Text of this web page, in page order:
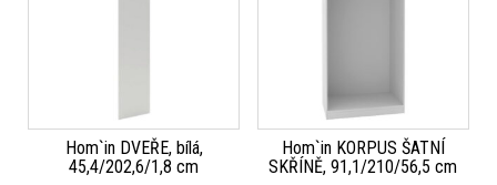
Hom`in DVEŘE, bílá,
45,4/202,6/1,8 cm
Hom`in KORPUS ŠATNÍ
SKŘÍNĚ, 91,1/210/56,5 cm